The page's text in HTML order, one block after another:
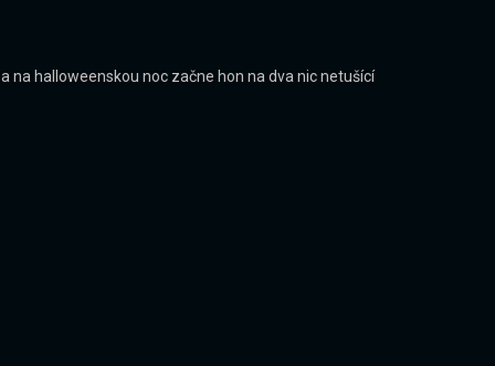
na halloweenskou noc začne hon na dva nic netušící